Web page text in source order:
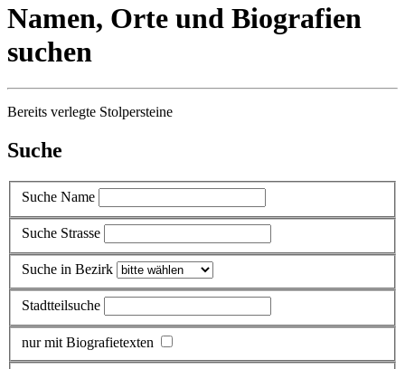
Namen, Orte und Biografien
suchen
Bereits verlegte Stolpersteine
Suche
Suche Name
Suche Strasse
Suche in Bezirk
Stadtteilsuche
nur mit Biografietexten